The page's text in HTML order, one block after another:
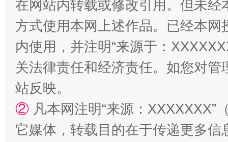
在网站内转载或修改引用。但未
方式使用本网上述作品。已经本
内使用，并注明“来源于：
关法律责任和经济责任。如您对
站反映。
② 凡本网注明“来源：
它媒体，转载目的在于传递更多